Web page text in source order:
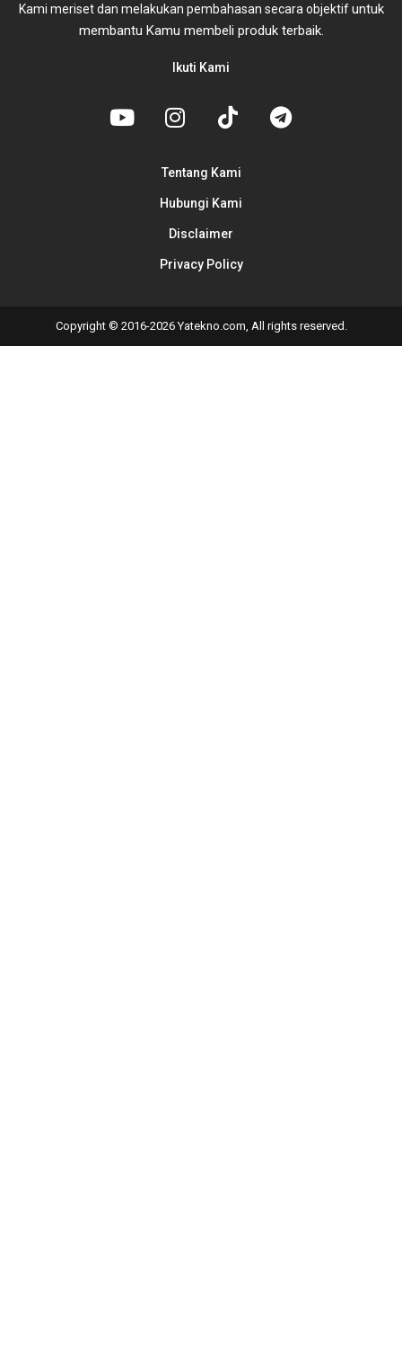
Kami meriset dan melakukan pembahasan secara objektifuntuk
membantu Kamu membeli produk terbaik.
Ikuti Kami
Tentang Kami
Hubungi Kami
Disclaimer
Privacy Policy
Copyright © 2016-2026 Yatekno.com, All rights reserved.